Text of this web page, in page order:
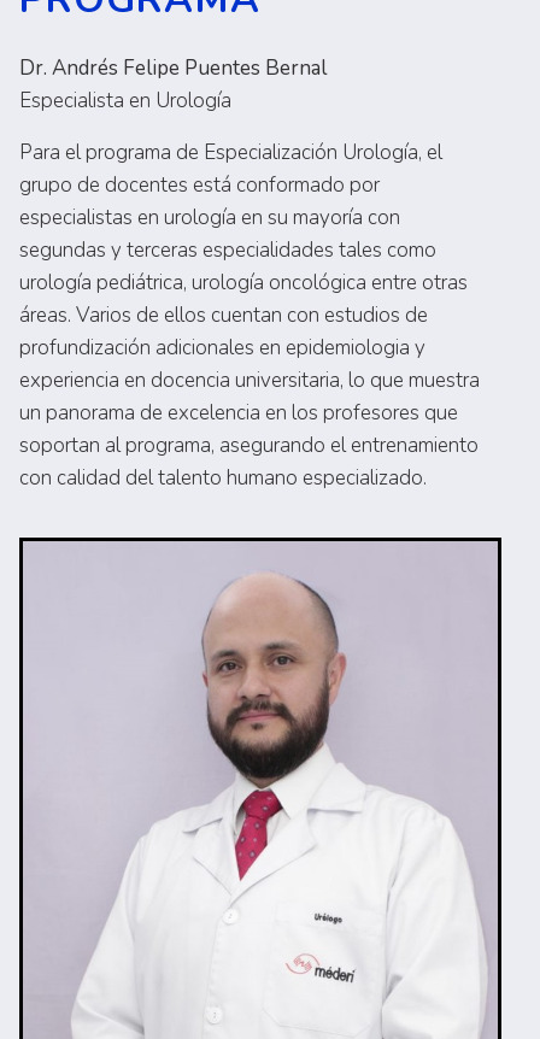
Dr. Andrés Felipe Puentes Bernal
Especialista en Urología
Para el programa de Especialización Urología, el
grupo de docentes está conformado por
especialistas en urología en su mayoría con
segundas y terceras especialidades tales como
urología pediátrica, urología oncológica entre otras
áreas. Varios de ellos cuentan con estudios de
profundización adicionales en epidemiologia y
experiencia en docencia universitaria, lo que muestra
un panorama de excelencia en los profesores que
soportan al programa, asegurando el entrenamiento
con calidad del talento humano especializado.